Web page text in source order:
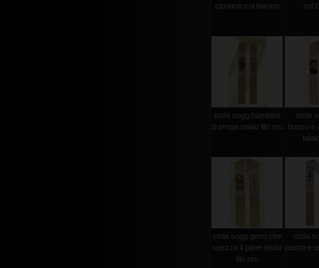
cipriano col.bianco
stola sogg.bambino
di praga talaio filo oro
stola
bosco e
stola sogg.gesu che
spezza il pane telaio
filo oro
stola
pastore